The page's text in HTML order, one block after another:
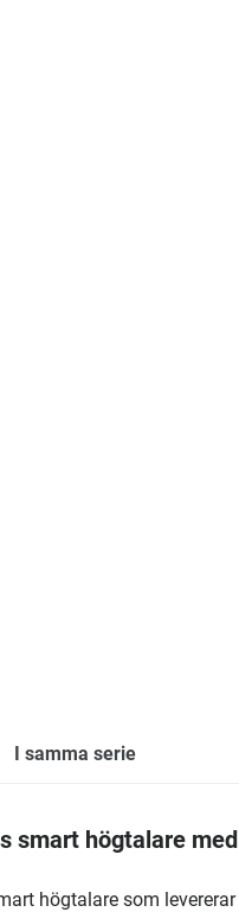
I samma serie
smart högtalare
högtalare som